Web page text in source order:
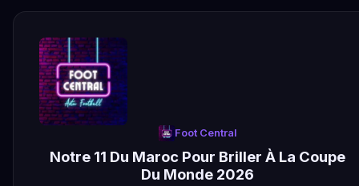
Foot Central
Notre 11 Du Maroc Pour Briller À La Coupe
Du Monde 2026